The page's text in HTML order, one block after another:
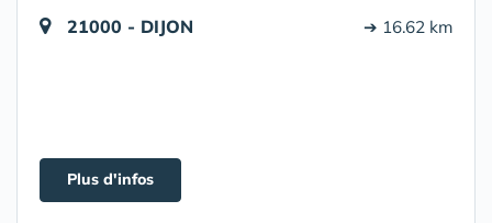
21000 - DIJON ➔ 16.62 km
Plus d'infos